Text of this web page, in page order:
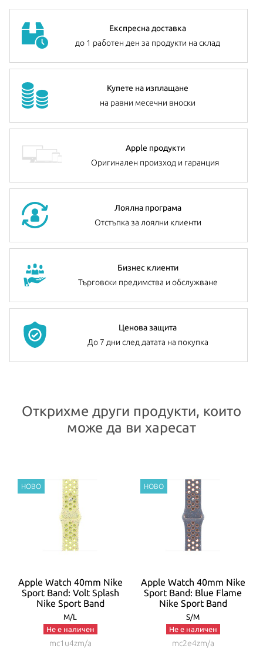
Експресна доставка
до 1 работен ден за продукти на склад
Купете на изплащане
на равни месечни вноски
Apple продукти
Оригинален произход и гаранция
Лоялна програма
Отстъпка за лоялни клиенти
Бизнес клиенти
Търговски предимства и обслужване
Ценова защита
До 7 дни след датата на покупка
Открихме други продукти, които
може да ви харесат
Apple Watch 40mm Nike
Sport Band: Volt Splash
Nike Sport Band
M/L
Не е наличен
mc1u4zm/a
Apple Watch 40mm Nike
Sport Band: Blue Flame
Nike Sport Band
S/M
Не е наличен
mc2e4zm/a